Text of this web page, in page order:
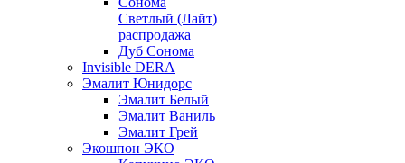
Светлый (Лайт)
распродажа
Дуб Сонома
Invisible DERA
Эмалит Юнидорс
Эмалит Белый
Эмалит Ваниль
Эмалит Грей
Экошпон ЭКО